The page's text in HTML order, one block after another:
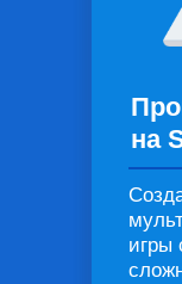
на
игры